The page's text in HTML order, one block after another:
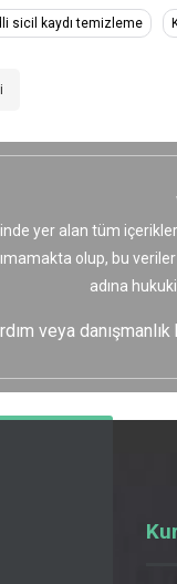
sicil kaydı temizleme
yer alan tüm
olup, bu
adına
veya